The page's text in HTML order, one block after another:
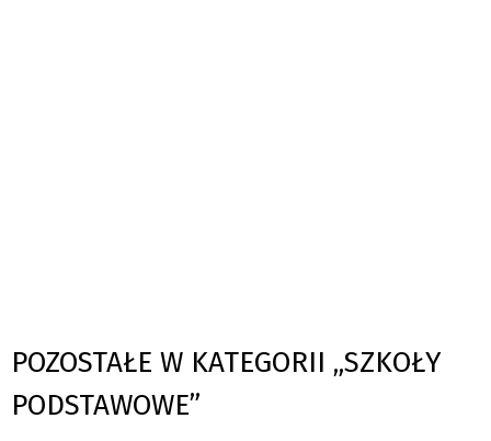
POZOSTAŁE W KATEGORII „SZKOŁY
PODSTAWOWE”